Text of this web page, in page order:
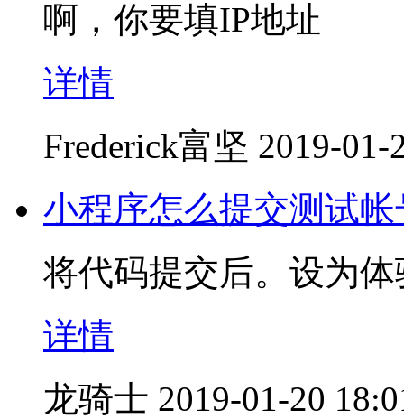
啊，你要填IP地址
详情
Frederick富坚 2019-01-
小程序怎么提交测试帐
将代码提交后。设为体
详情
龙骑士 2019-01-20